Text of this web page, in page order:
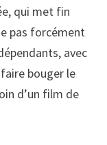
qui met fin
pas forcément
avec
bouger le
d’un film de